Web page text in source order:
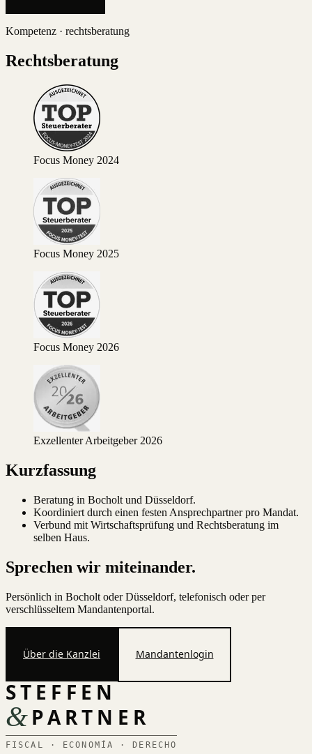
Kompetenz · rechtsberatung
Rechtsberatung
Focus Money 2024
Focus Money 2025
Focus Money 2026
Exzellenter Arbeitgeber 2026
Kurzfassung
Beratung in Bocholt und Düsseldorf.
Koordiniert durch einen festen Ansprechpartner pro Mandat.
Verbund mit Wirtschaftsprüfung und Rechtsberatung im
selben Haus.
Sprechen wir miteinander.
Persönlich in Bocholt oder Düsseldorf, telefonisch oder per
verschlüsseltem Mandantenportal.
Über die Kanzlei Mandantenlogin
STEFFEN
&PARTNER
FISCAL · ECONOMÍA · DERECHO